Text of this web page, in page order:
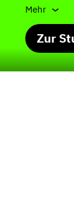
Mehr
Zur